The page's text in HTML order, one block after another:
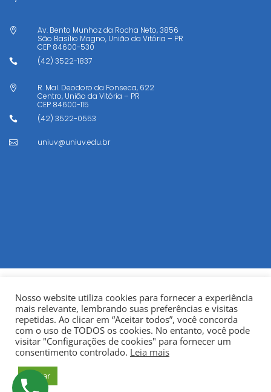

Av. Bento Munhoz da Rocha Neto, 3856
São Basílio Magno, União da Vitória – PR
CEP 84600-530
 (42) 3522-1837

R. Mal. Deodoro da Fonseca, 622
Centro, União da Vitória – PR
CEP 84600-115
 (42) 3522-0553
 uniuv@uniuv.edu.br
© Copyright 2022Fundação Municipal Centro Universitário
da Cidade de União da Vitória – UNIUV
Nosso website utiliza cookies para fornecer a experiência
mais relevante, lembrando suas preferências e visitas
repetidas. Ao clicar em “Aceitar todos”, você concorda
com o uso de TODOS os cookies. No entanto, você pode
visitar "Configurações de cookies" para fornecer um
consentimento controlado. Leia mais
Aceitar